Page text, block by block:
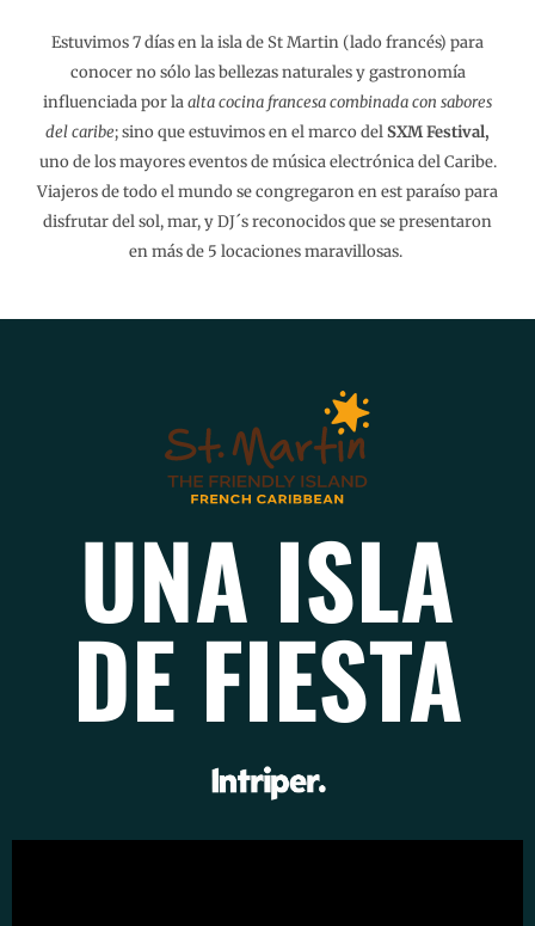
Estuvimos 7 días en la isla de St Martin (lado francés) para
conocer no sólo las bellezas naturales y gastronomía
influenciada por laalta cocina francesa combinada con sabores
del caribe; sino que estuvimos en el marco delSXM Festival,
uno de los mayores eventos de música electrónica del Caribe.
Viajeros de todo el mundo se congregaron en est paraíso para
disfrutar del sol, mar, y DJ´s reconocidos que se presentaron
en más de 5 locaciones maravillosas.
UNA ISLA
DE FIESTA